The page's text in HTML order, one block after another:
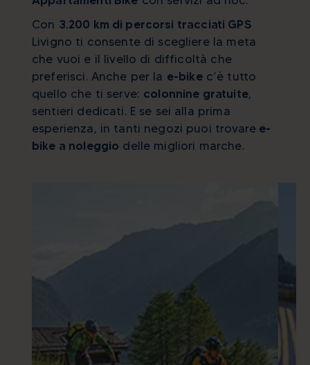
Con 3.200 km di percorsi tracciati GPS
Livigno ti consente di scegliere la meta
che vuoi e il livello di difficoltà che
preferisci. Anche per la e-bikec’è tutto
quello che ti serve: colonnine gratuite,
sentieri dedicati. E se sei alla prima
esperienza, in tanti negozi puoi trovare e-
bike a noleggio delle migliori marche.